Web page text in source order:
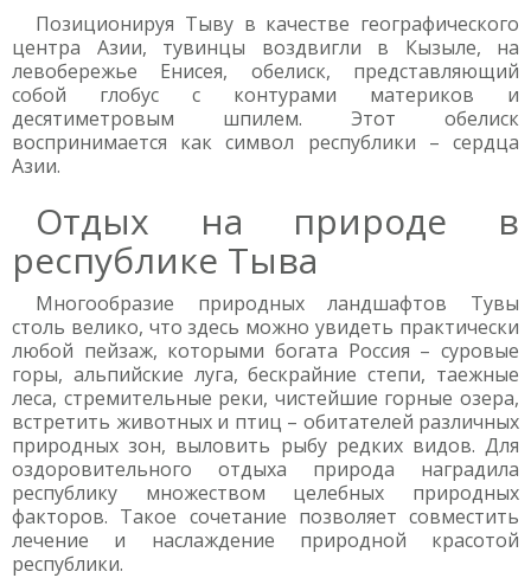
Позиционируя Тыву в качестве географического
центра Азии, тувинцы воздвигли в Кызыле, на
левобережье Енисея, обелиск, представляющий
собой глобус с контурами материков и
десятиметровым шпилем. Этот обелиск
воспринимается как символ республики – сердца
Азии.
Отдых на природе в
республике Тыва
Многообразие природных ландшафтов Тувы
столь велико, что здесь можно увидеть практически
любой пейзаж, которыми богата Россия – суровые
горы, альпийские луга, бескрайние степи, таежные
леса, стремительные реки, чистейшие горные озера,
встретить животных и птиц – обитателей различных
природных зон, выловить рыбу редких видов. Для
оздоровительного отдыха природа наградила
республику множеством целебных природных
факторов. Такое сочетание позволяет совместить
лечение и наслаждение природной красотой
республики.